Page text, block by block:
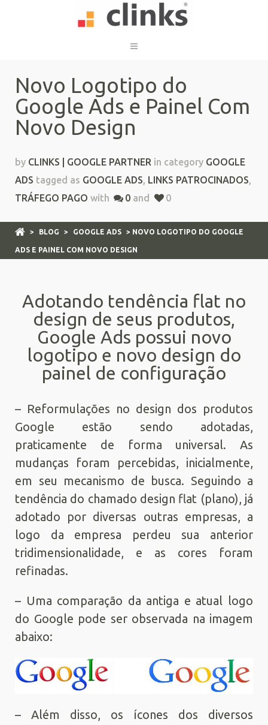
Novo Logotipo do
Google Ads e Painel Com
Novo Design
by CLINKS | GOOGLE PARTNER in category GOOGLE
ADS tagged as GOOGLE ADS, LINKS PATROCINADOS,
TRÁFEGO PAGO with 0 and 0
> BLOG > GOOGLE ADS > NOVO LOGOTIPO DO GOOGLE
ADS E PAINEL COM NOVO DESIGN
Adotando tendência flat no
design de seus produtos,
Google Ads possui novo
logotipo e novo design do
painel de configuração
– Reformulações no design dos produtos
Google estão sendo adotadas,
praticamente de forma universal. As
mudanças foram percebidas, inicialmente,
em seu mecanismo de busca. Seguindo a
tendência do chamado design flat (plano), já
adotado por diversas outras empresas, a
logo da empresa perdeu sua anterior
tridimensionalidade, e as cores foram
refinadas.
– Uma comparação da antiga e atual logo
do Google pode ser observada na imagem
abaixo:
– Além disso, os ícones dos diversos